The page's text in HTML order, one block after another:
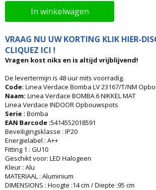
In winkelwagen
VRAAG NU UW KORTING KLIK HIER-
CLIQUEZ ICI !
Vragen kost niks en is altijd vrijblijvend!
De levertermijn is 48 uur mits voorradig.
Code: Linea Verdace Bomba LV 23167/T/NM
Naam: Linea Verdace BOMBA 6 NIKKEL MAT
Linea Verdace INDOOR Opbouwspots
Serie : Bomba
EAN Barcode :5414552018591
Beveiligingsklasse : IP20
Energielabel : A++
Fitting 1 : GU10
Geschikt voor: LED Halogeen
Kleur : Alu
MATERIAAL : Aluminium
DIMENSIONS : Hoogte :14 cm / Diepte :95 cm